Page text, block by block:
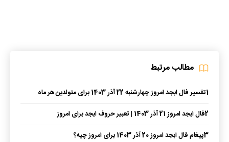
مطالب مرتبط
1تفسیر فال ابجد امروز چهارشنبه 22 آذر 1403 برای متولدین هر ماه
2فال ابجد امروز 21 آذر 1403 | تعبیر حروف ابجد برای امروز
3پیغام فال ابجد امروز 20 آذر 1403 برای امروز چیه؟